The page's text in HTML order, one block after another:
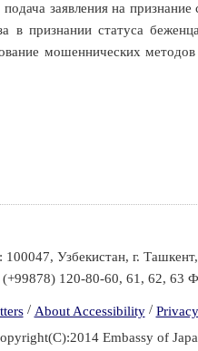
заявления на признание
в признании статуса
мошеннических
Узбекистан, г.
120-80-60, 61, 62, 63
/ About Accessibility /
Embassy of